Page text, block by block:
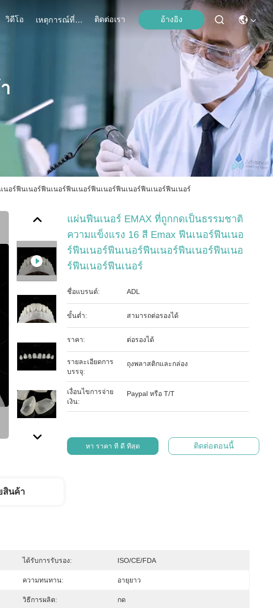
วิดีโอ เหตุการณ์ที่เกิดขึ้น ติดต่อเรา อ้างอิง
อร์ฟีนเนอร์ฟีนเนอร์ฟีนเนอร์ฟีนเนอร์ฟีนเนอร์ฟีนเนอร์ฟีนเนอร์
แผ่นฟีนเนอร์ EMAX ที่ถูกกดเป็นธรรมชาติ
ความแข็งแรง 16 สี Emax ฟีนเนอร์ฟีนเนอ
ร์ฟีนเนอร์ฟีนเนอร์ฟีนเนอร์ฟีนเนอร์ฟีนเนอ
ร์ฟีนเนอร์ฟีนเนอร์
ชื่อแบรนด์: ADL
ขั้นต่ำ: สามารถต่อรองได้
ราคา: ต่อรองได้
รายละเอียดการ
บรรจุ:
ถุงพลาสติกและกล่อง
เงื่อนไขการจ่าย
เงิน:
Paypal หรือ T/T
หา ราคา ที่ ดี ที่สุด ติดต่อตอนนี้
สินค้า
ได้รับการรับรอง: ISO/CE/FDA
ความทนทาน: อายุยาว
วิธีการผลิต: กด